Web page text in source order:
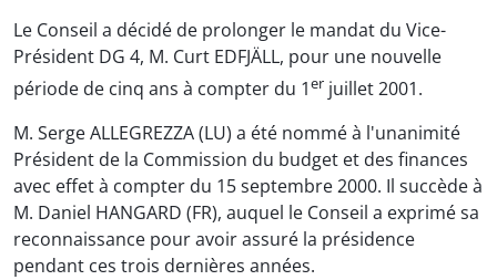
Le Conseil a décidé de prolonger le mandat du Vice-
Président DG 4, M. Curt EDFJÄLL, pour une nouvelle
période de cinq ans à compter du 1er juillet 2001.
M. Serge ALLEGREZZA (LU) a été nommé à l'unanimité
Président de la Commission du budget et des finances
avec effet à compter du 15 septembre 2000. Il succède à
M. Daniel HANGARD (FR), auquel le Conseil a exprimé sa
reconnaissance pour avoir assuré la présidence
pendant ces trois dernières années.